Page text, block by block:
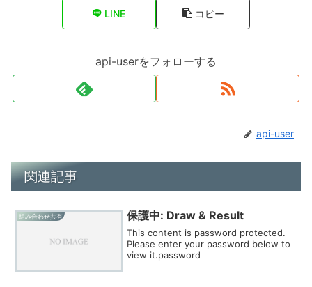
LINE コピー
api-userをフォローする
api-user
関連記事
組み合わせ共有 保護中: Draw & Result
This content is password protected.
Please enter your password below to
view it.password